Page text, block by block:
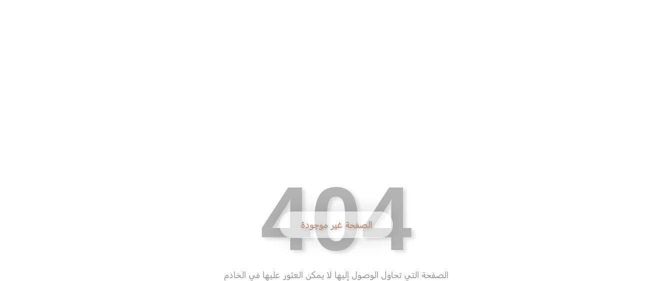
404
الصفحة غير موجودة
الصفحة التي تحاول الوصول إليها لا يمكن العثور عليها في الخادم